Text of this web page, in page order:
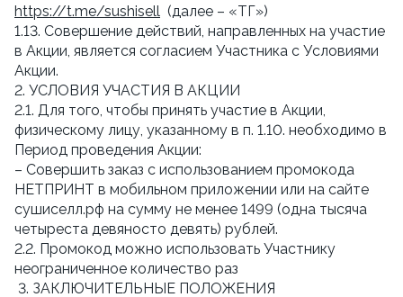
https://t.me/sushisell (далее – «ТГ»)
1.13. Совершение действий, направленных на участие
в Акции, является согласием Участника с Условиями
Акции.
2. УСЛОВИЯ УЧАСТИЯ В АКЦИИ
2.1. Для того, чтобы принять участие в Акции,
физическому лицу, указанному в п. 1.10. необходимо в
Период проведения Акции:
– Совершить заказ с использованием промокода
НЕТПРИНТ в мобильном приложении или на сайте
сушиселл.рф на сумму не менее 1499 (одна тысяча
четыреста девяносто девять) рублей.
2.2. Промокод можно использовать Участнику
неограниченное количество раз
3. ЗАКЛЮЧИТЕЛЬНЫЕ ПОЛОЖЕНИЯ